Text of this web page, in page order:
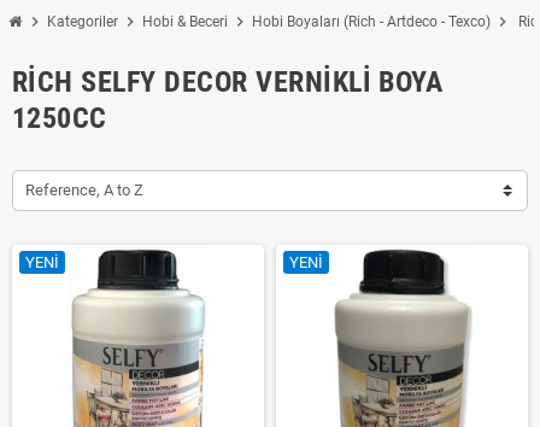
chevron_right Kategoriler chevron_right Hobi & Beceri chevron_right Hobi Boyaları (Rich - Artdeco - Texco) chevron_right
RICH SELFY DECOR VERNIKLI BOYA
1250CC
Reference, A to Z
YENI YENI